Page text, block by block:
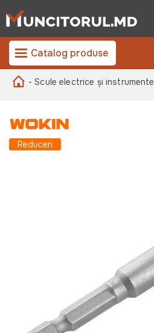
Catalog produse
- Scule electrice și instrumente
Reduceri